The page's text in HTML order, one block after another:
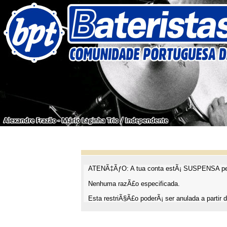
ATENÃ‡ÃƒO: A tua conta estÃ¡ SUSPENSA
Nenhuma razÃ£o especificada.
Esta restriÃ§Ã£o poderÃ¡ ser anulada a partir